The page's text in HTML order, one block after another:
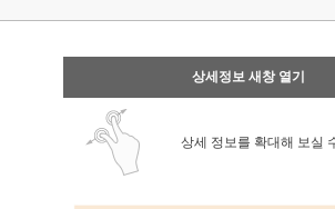
상세정보 새창 열기
상세 정보를 확대해 보실